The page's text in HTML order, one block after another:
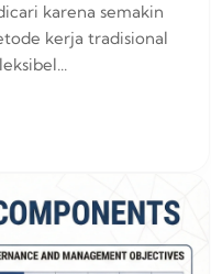
karena semakin
kerja tradisional